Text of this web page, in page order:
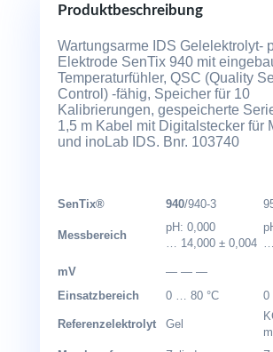
MengeProduktbeschreibung
Wartungsarme IDS Gelelektrolyt-
Elektrode SenTix 940 mit
Temperaturfühler, QSC (Quality
Control) -fähig, Speicher für 10
Kalibrierungen, gespeicherte
1,5 m Kabel mit Digitalstecker für
und inoLab IDS. Bnr. 103740
SenTix® 940/940-3
Messbereich
pH: 0,000
… 14,000 ± 0,004 …
mV
— — —
Einsatzbereich
0 … 80 °C 0
Referenzelektrolyt Gel